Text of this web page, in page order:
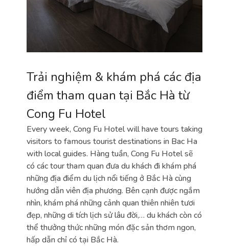
Trải nghiệm & khám phá các địa
điểm tham quan tại Bắc Hà từ
Cong Fu Hotel
Every week, Cong Fu Hotel will have tours taking
visitors to famous tourist destinations in Bac Ha
with local guides. Hàng tuần, Cong Fu Hotel sẽ
có các tour tham quan đưa du khách đi khám phá
những địa điểm du lịch nổi tiếng ở Bắc Hà cùng
hướng dẫn viên địa phương. Bên cạnh được ngắm
nhìn, khám phá những cảnh quan thiên nhiên tươi
đẹp, những di tích lịch sử lâu đời,… du khách còn có
thể thưởng thức những món đặc sản thơm ngon,
hấp dẫn chỉ có tại Bắc Hà.